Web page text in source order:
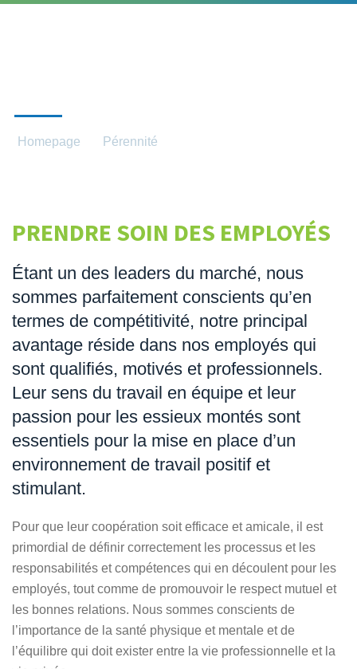
Homepage Pérennité
PRENDRE SOIN DES EMPLOYÉS
Étant un des leaders du marché, nous
sommes parfaitement conscients qu’en
termes de compétitivité, notre principal
avantage réside dans nos employés qui
sont qualifiés, motivés et professionnels.
Leur sens du travail en équipe et leur
passion pour les essieux montés sont
essentiels pour la mise en place d’un
environnement de travail positif et
stimulant.
Pour que leur coopération soit efficace et amicale, il est
primordial de définir correctement les processus et les
responsabilités et compétences qui en découlent pour les
employés, tout comme de promouvoir le respect mutuel et
les bonnes relations. Nous sommes conscients de
l’importance de la santé physique et mentale et de
l’équilibre qui doit exister entre la vie professionnelle et la